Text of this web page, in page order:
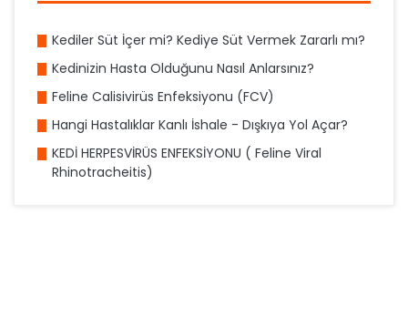
Kediler Süt İçer mi? Kediye Süt Vermek Zararlı mı?
Kedinizin Hasta Olduğunu Nasıl Anlarsınız?
Feline Calisivirüs Enfeksiyonu (FCV)
Hangi Hastalıklar Kanlı İshale - Dışkıya Yol Açar?
KEDİ HERPESVİRÜS ENFEKSİYONU ( Feline Viral
Rhinotracheitis)